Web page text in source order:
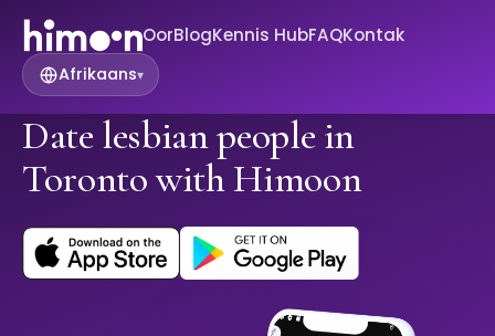
OorBlogKennis HubFAQKontak
Afrikaans▾
Date lesbian people in
Toronto with Himoon